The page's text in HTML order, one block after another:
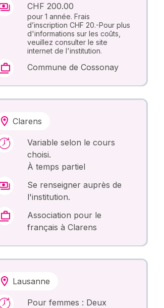
CHF 200.00
pour 1 année. Frais
d’inscription CHF 20.-Pour plus
d'informations sur les coûts,
veuillez consulter le site
internet de l'institution.
Commune de Cossonay
Clarens
Variable selon le cours
choisi.
À temps partiel
Se renseigner auprès de
l'institution.
Association pour le
français à Clarens
Lausanne
Pour femmes : Deux